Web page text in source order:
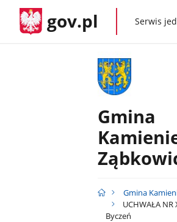
gov.pl gov.plSerwis
Gmina
Gmina
UCHWAŁA
Byczeń